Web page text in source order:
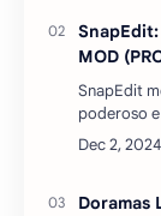
MOD
SnapEdit
poderoso
objetos
maneira
Doramas